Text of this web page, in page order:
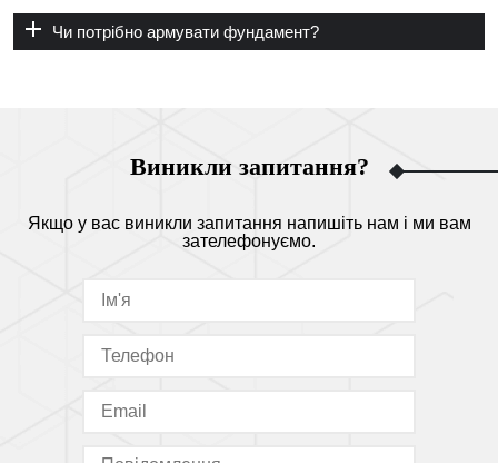
Чи потрібно армувати фундамент?
Виникли запитання?
Якщо у вас виникли запитання напишіть нам і ми вам
зателефонуємо.